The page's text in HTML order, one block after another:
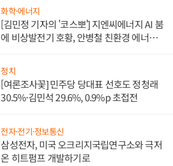
화학·에너지
[김민정 기자의 '코스뽀'] 지엔씨에너지 AI 붐
에 비상발전기 호황, 안병철 친환경 에너지
정치
[여론조사꽃] 민주당 당대표 선호도 정청래
30.5%·김민석 29.6%, 0.9%p 초접전
전자·전기·정보통신
삼성전자, 미국 오크리지국립연구소와 극저
온 히트펌프 개발하기로